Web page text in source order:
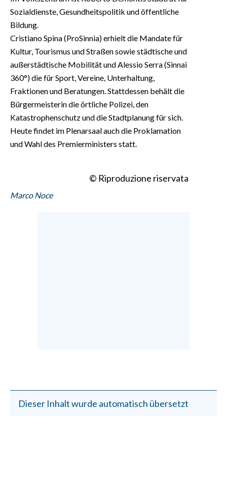
PUBBLICITÀ
STORE
Sozialdienste, Gesundheitspolitik und öffentliche
Bildung.
Cristiano Spina (ProSinnia) erhielt die Mandate für
Kultur, Tourismus und Straßen sowie städtische und
außerstädtische Mobilität und Alessio Serra (Sinnai
360°) die für Sport, Vereine, Unterhaltung,
Fraktionen und Beratungen. Stattdessen behält die
Bürgermeisterin die örtliche Polizei, den
Katastrophenschutz und die Stadtplanung für sich.
Heute findet im Plenarsaal auch die Proklamation
und Wahl des Premierministers statt.
© Riproduzione riservata
Marco Noce
Dieser Inhalt wurde automatisch übersetzt